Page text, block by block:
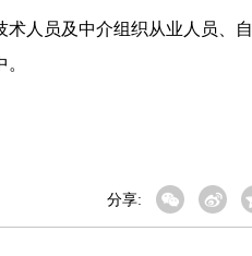
人员及中介组织从业人员、自
分享: